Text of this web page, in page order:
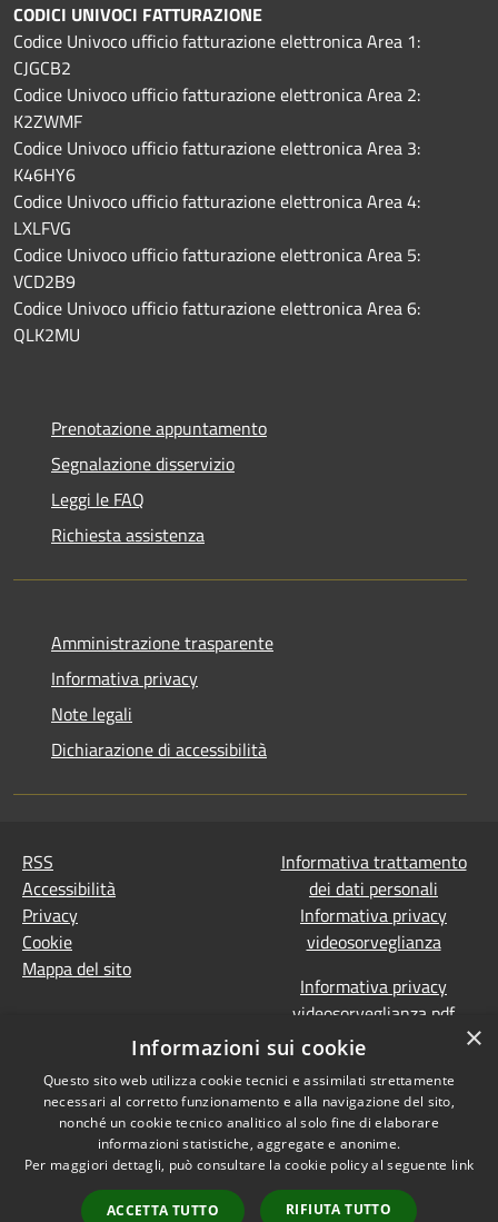
CODICI UNIVOCI FATTURAZIONE
Codice Univoco ufficio fatturazione elettronica Area 1:
CJGCB2
Codice Univoco ufficio fatturazione elettronica Area 2:
K2ZWMF
Codice Univoco ufficio fatturazione elettronica Area 3:
K46HY6
Codice Univoco ufficio fatturazione elettronica Area 4:
LXLFVG
Codice Univoco ufficio fatturazione elettronica Area 5:
VCD2B9
Codice Univoco ufficio fatturazione elettronica Area 6:
QLK2MU
Prenotazione appuntamento
Segnalazione disservizio
Leggi le FAQ
Richiesta assistenza
Amministrazione trasparente
Informativa privacy
Note legali
Dichiarazione di accessibilità
RSS
Accessibilità
Privacy
Cookie
Mappa del sito
Informativa trattamento
dei dati personali
Informativa privacy
videosorveglianza
Informativa privacy
videosorveglianza pdf
Dichiarazione di
Obiettivi accessibilità
Prevenzione della
corruzione - Segnalazione
di illeciti(Whistleblowing)
Statistiche Web
×
Informazioni sui cookie
Questo sito web utilizza cookie tecnici e assimilati strettamente
necessari al corretto funzionamento e alla navigazione del sito,
nonché un cookie tecnico analitico al solo fine di elaborare
informazioni statistiche, aggregate e anonime.
Per maggiori dettagli, può consultare la cookie policy al seguente link
ACCETTA TUTTO RIFIUTA TUTTO